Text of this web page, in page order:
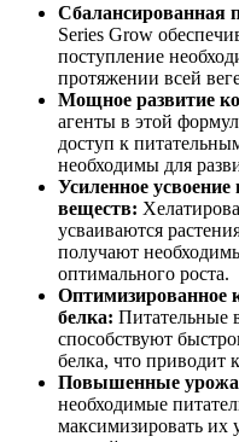
Сбалансированная
Series Grow
поступление
протяжении всей
Мощное развитие
агенты в этой
доступ к
необходимы для
Усиленное
веществ:
усваиваются
получают
оптимального роста.
Оптимизированное
белка: Питательные
способствуют
белка, что приводит
Повышенные
необходимые
максимизировать их